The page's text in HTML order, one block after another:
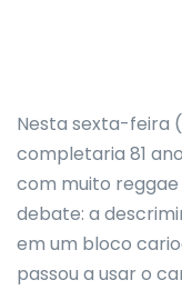
Nesta sexta-feira
completaria 81
com muito
debate: a
em um bloco
passou a usar o